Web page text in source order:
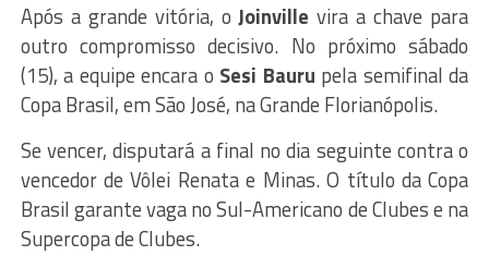
Após a grande vitória, oJoinville vira a chave para
outro compromisso decisivo. No próximo sábado
(15), a equipe encara o Sesi Bauru pela semifinal da
Copa Brasil, em São José, na Grande Florianópolis.
Se vencer, disputará a final no dia seguinte contra o
vencedor de Vôlei Renata e Minas. O título da Copa
Brasil garante vaga no Sul-Americano de Clubes e na
Supercopa de Clubes.